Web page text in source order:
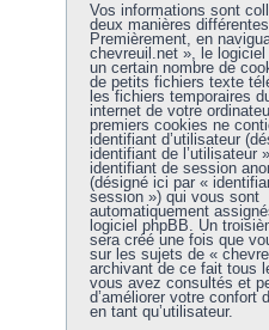
Vos informations sont
deux manières
Premièrement, en
chevreuil.net », le
un certain nombre de
de petits fichiers texte
les fichiers temporaires
internet de votre
premiers cookies ne
identifiant d’utilisateur
identifiant de l’utilisateur
identifiant de session
(désigné ici par «
session ») qui vous sont
automatiquement
logiciel phpBB. Un
sera créé une fois que
sur les sujets de «
archivant de ce fait tous
vous avez consultés et
d’améliorer votre confort
en tant qu’utilisateur.